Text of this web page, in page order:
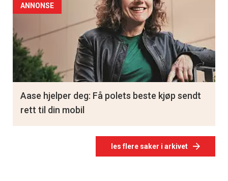
les flere saker i arkivet
ANNONSE
Aase hjelper deg: Få polets beste kjøp sendt
rett til din mobil